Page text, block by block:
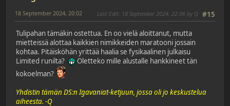
#15
18 September 2024, 20:02 Last Edit: 18 September 2024, 22:06 by Q
Tulipahan tämäkin ostettua. En oo vielä aloittanut, mutta
mietteissä alottaa kaikkien nimikkeiden maratooni jossain
kohtaa. Pitäisköhän yrittää haalia se fysikaalinen julkaisu
Limited runilta?
Oletteko mille alustalle hankkineet tän
kokoelman?
Yhdistin tämän DS:n Igavaniat-ketjuun, jossa oli jo keskustelua
aiheesta. -Q